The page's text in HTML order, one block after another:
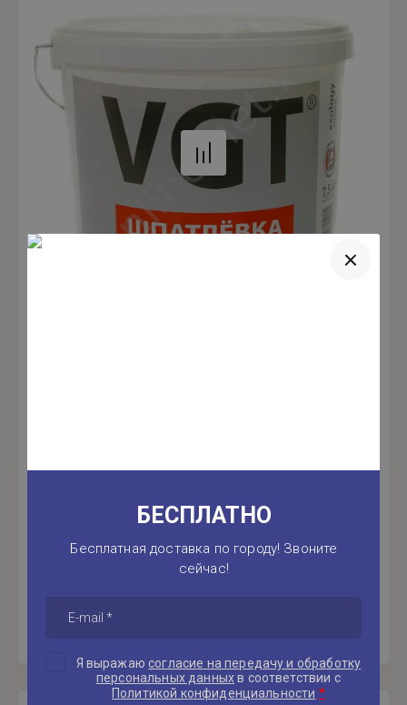
В наличии
БЕСПЛАТНО
Бесплатная доставка по городу! Звоните
сейчас!
Я выражаюсогласие на передачу и обработку
персональных данныхв соответствии с
Политикой конфиденциальности *